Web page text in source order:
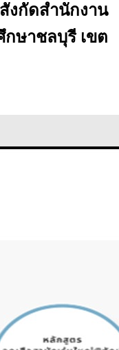
งกัดสำนักงาน
ษาชลบุรี เขต